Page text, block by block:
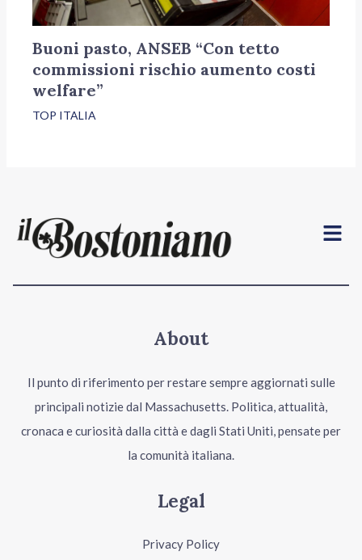
Buoni pasto, ANSEB “Con tetto
commissioni rischio aumento costi
welfare”
TOP ITALIA
Menu
About
Il punto di riferimento per restare sempre aggiornati sulle
principali notizie dal Massachusetts. Politica, attualità,
cronaca e curiosità dalla città e dagli Stati Uniti, pensate per
la comunità italiana.
Legal
Privacy Policy